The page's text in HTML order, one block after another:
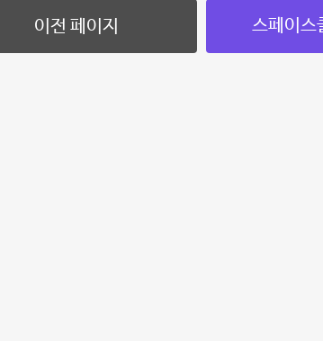
이전 페이지 스페이스